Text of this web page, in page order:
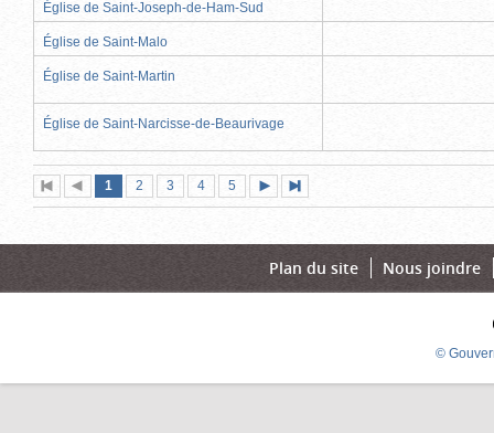
Église de Saint-Joseph-de-Ham-Sud
Église de Saint-Malo
Église de Saint-Martin
Église de Saint-Narcisse-de-Beaurivage
Première
page
Page
précédente
Page
1 (page
actuelle)
Page
2 Page
3 Page
4 Page
5
suivante
page
Plan du site Nous joindre
©